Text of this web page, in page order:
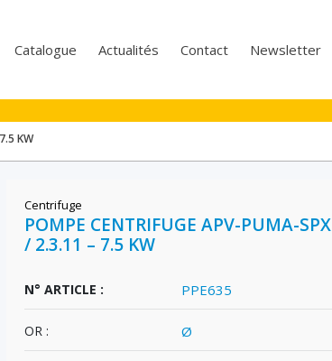
Catalogue Actualités Contact Newsletter
KW
Centrifuge
POMPE CENTRIFUGE APV-PUMA-SPX
/ 2.3.11 – 7.5 KW
N° ARTICLE : PPE635
OR : Ø